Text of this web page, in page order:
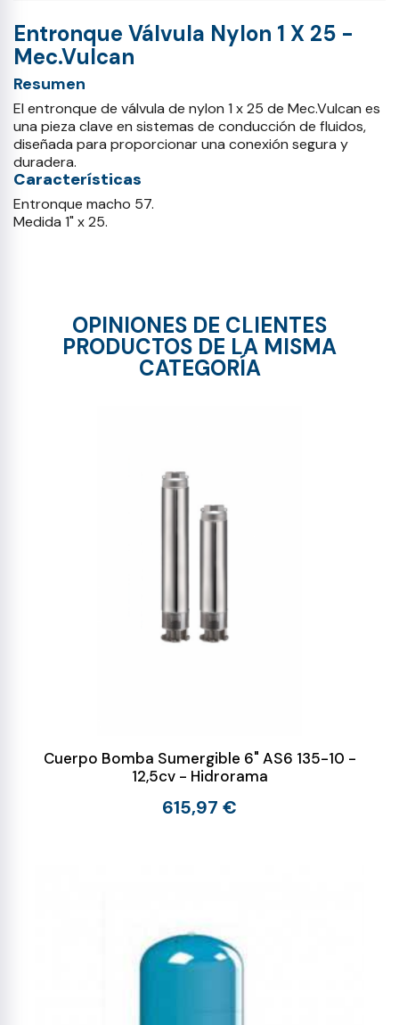
Entronque Válvula Nylon 1 X 25 -
Mec.Vulcan
Resumen
El entronque de válvula de nylon 1 x 25 de Mec.Vulcan es
una pieza clave en sistemas de conducción de fluidos,
diseñada para proporcionar una conexión segura y
duradera.
Características
Entronque macho 57.
Medida 1" x 25.
OPINIONES DE CLIENTES
PRODUCTOS DE LA MISMA
CATEGORÍA
Cuerpo Bomba Sumergible 6" AS6 135-10 -
12,5cv - Hidrorama
615,97 €